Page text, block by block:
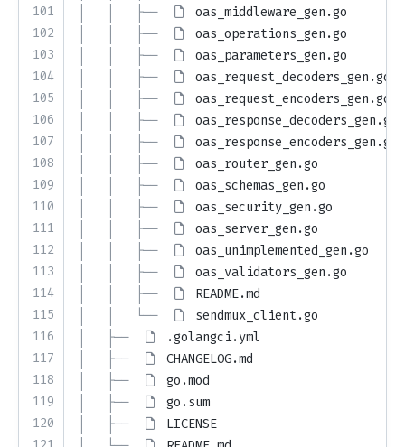
101
102
103
104
105
106
107
108
109
110
111
112
113
114
115
116
117
118
119
120
│   │   ├──
oas_middleware_gen.go
│   │   ├──
oas_operations_gen.go
│   │   ├──
oas_parameters_gen.go
│   │   ├──
oas_request_decoders_gen.go
│   │   ├──
oas_request_encoders_gen.go
│   │   ├──
oas_response_decoders_gen.go
│   │   ├──
oas_response_encoders_gen.go
│   │   ├──
oas_router_gen.go
│   │   ├──
oas_schemas_gen.go
│   │   ├──
oas_security_gen.go
│   │   ├──
oas_server_gen.go
│   │   ├──
oas_unimplemented_gen.go
│   │   ├──
oas_validators_gen.go
│   │   ├──
README.md
│   │   └──
sendmux_client.go
│   ├──
.golangci.yml
│   ├──
CHANGELOG.md
│   ├──
go.mod
│   ├──
go.sum
│   ├──
LICENSE